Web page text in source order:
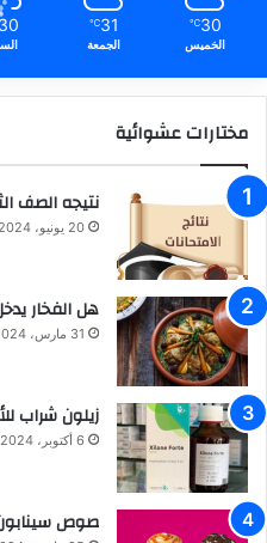
30
℃
الخميس
31
℃
الجمعة
مختارات عشوائية
نتيجه الصف
20 يونيو، 2024
هل الفخار
31 مارس، 2024
زيلون شراب
6 أكتوبر، 2024
صوص